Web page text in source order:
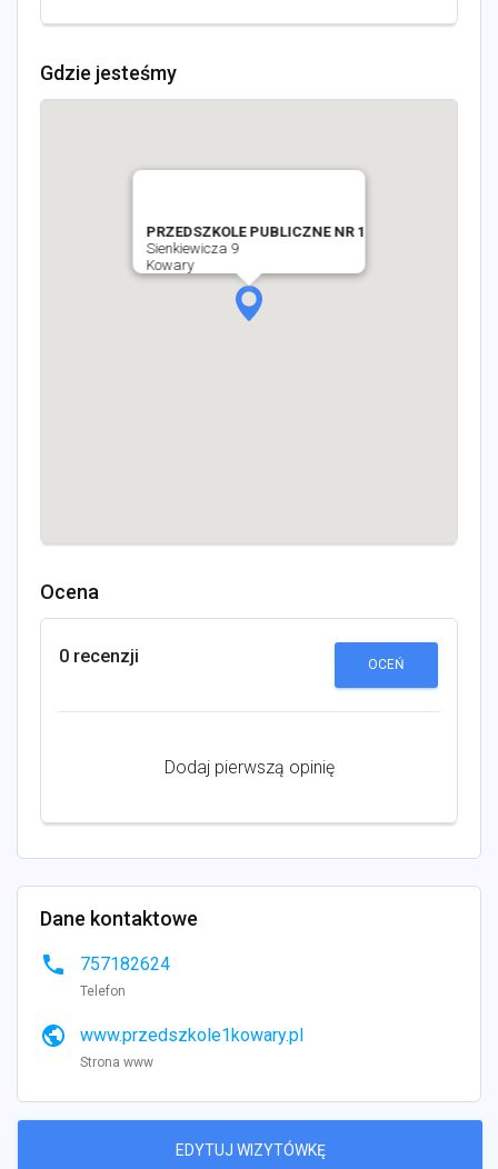
Gdzie jesteśmy
PRZEDSZKOLE PUBLICZNE NR 1
Sienkiewicza 9
Kowary
Ocena
0 recenzji OCEŃ
Dodaj pierwszą opinię
Dane kontaktowe
phone 757182624
Telefon
public www.przedszkole1kowary.pl
Strona www
EDYTUJ WIZYTÓWKĘ